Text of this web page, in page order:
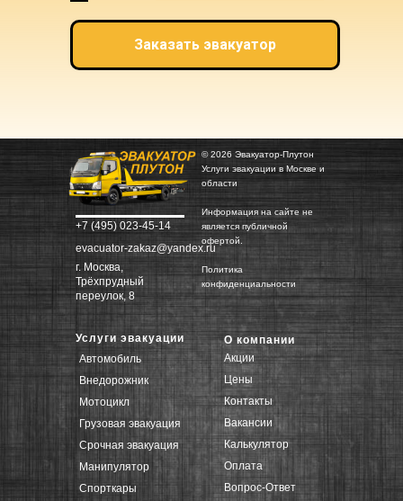
Заказать эвакуатор
Услуги эвакуации
Автомобиль
Внедорожник
Мотоцикл
Грузовая эвакуация
Срочная эвакуация
Манипулятор
Спорткары
О компании
Акции
Цены
Контакты
Вакансии
Калькулятор
Оплата
Вопрос-Ответ
© 2026 Эвакуатор-Плутон
Услуги эвакуации в Москве и
области
Информация на сайте не
является публичной
офертой.
Политика
конфиденциальности
+7 (495) 023-45-14
evacuator-zakaz@yandex.ru
г. Москва,
Трёхпрудный
переулок, 8